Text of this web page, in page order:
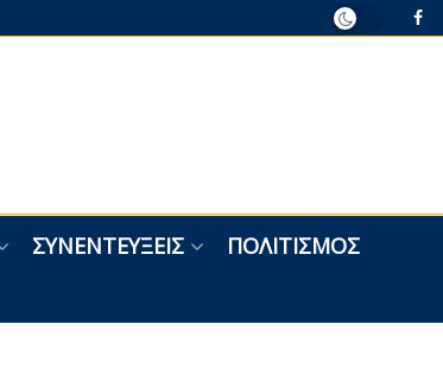
ΣΥΝΕΝΤΕΎΞΕΙΣ
ΠΟΛΙΤΙΣΜΌΣ